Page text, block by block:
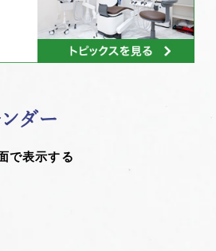
ダー
で表示する